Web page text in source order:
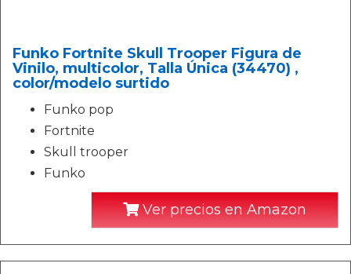
Funko Fortnite Skull Trooper Figura de
Vinilo, multicolor, Talla Única (34470) ,
color/modelo surtido
Funko pop
Fortnite
Skull trooper
Funko
Ver precios en Amazon